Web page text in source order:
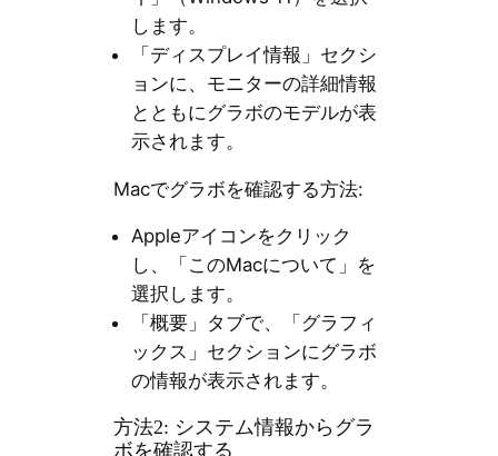
します。
「ディスプレイ情報」セクシ
ョンに、モニターの詳細情報
とともにグラボのモデルが表
示されます。
Macでグラボを確認する方法:
Appleアイコンをクリック
し、「このMacについて」を
選択します。
「概要」タブで、「グラフィ
ックス」セクションにグラボ
の情報が表示されます。
方法2: システム情報からグラ
ボを確認する